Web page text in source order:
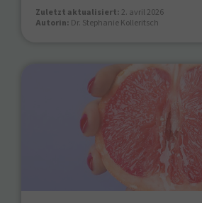
Zuletzt aktualisiert: 2. avril 2026
Autorin: Dr. Stephanie Kolleritsch